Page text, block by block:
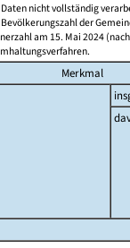
nicht vollständig
der
am 15. Mai 2024
Merkmal